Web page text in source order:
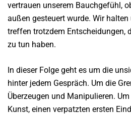
vertrauen unserem Bauchgefühl,
außen gesteuert wurde. Wir
treffen trotzdem Entscheidungen,
zu tun haben.
In dieser Folge geht es um die
hinter jedem Gespräch. Um die
Überzeugen und Manipulieren.
Kunst, einen verpatzten ersten